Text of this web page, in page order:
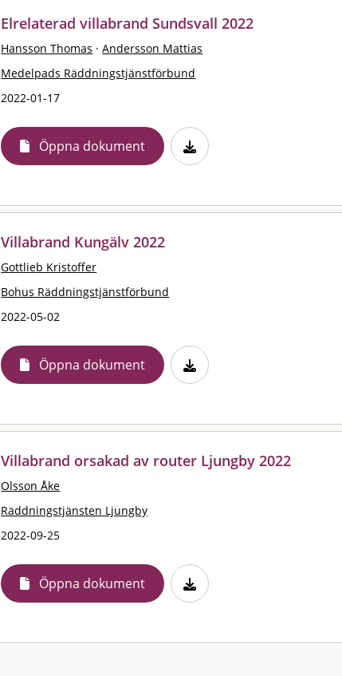
Elrelaterad villabrand Sundsvall 2022
Hansson Thomas · Andersson Mattias
Medelpads Räddningstjänstförbund
2022-01-17
Öppna dokument
Villabrand Kungälv 2022
Gottlieb Kristoffer
Bohus Räddningstjänstförbund
2022-05-02
Öppna dokument
Villabrand orsakad av router Ljungby 2022
Olsson Åke
Räddningstjänsten Ljungby
2022-09-25
Öppna dokument